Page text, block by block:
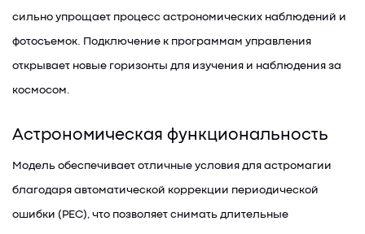
сильно упрощает процесс астрономических наблюдений и
фотосъемок. Подключение к программам управления
открывает новые горизонты для изучения и наблюдения за
космосом.
Астрономическая функциональность
Модель обеспечивает отличные условия для астромагии
благодаря автоматической коррекции периодической
ошибки (PEC), что позволяет снимать длительные